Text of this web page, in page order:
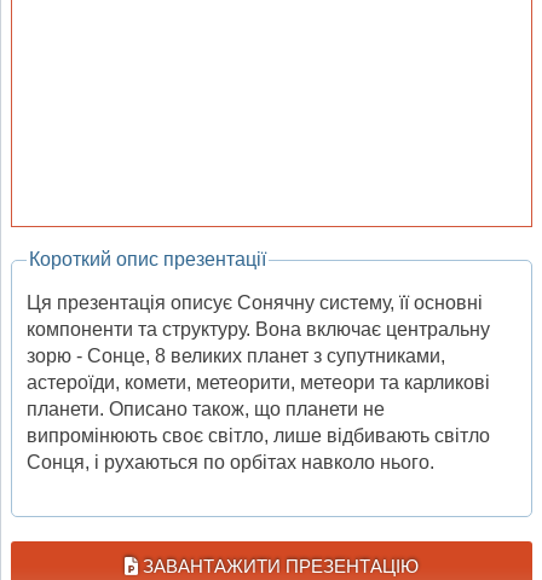
Короткий опис презентації
Ця презентація описує Сонячну систему, її основні
компоненти та структуру. Вона включає центральну
зорю - Сонце, 8 великих планет з супутниками,
астероїди, комети, метеорити, метеори та карликові
планети. Описано також, що планети не
випромінюють своє світло, лише відбивають світло
Сонця, і рухаються по орбітах навколо нього.
ЗАВАНТАЖИТИ ПРЕЗЕНТАЦІЮ